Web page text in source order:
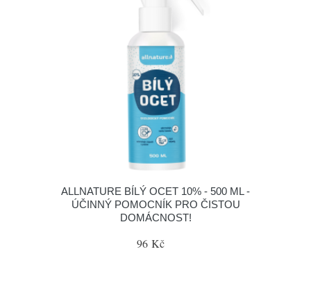
ALLNATURE BÍLÝ OCET 10% - 500 ML -
ÚČINNÝ POMOCNÍK PRO ČISTOU
DOMÁCNOST!
96 Kč